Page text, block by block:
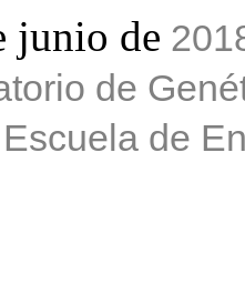
junio de
de
de